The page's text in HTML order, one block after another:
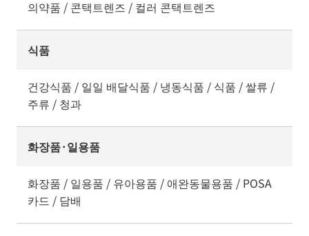
의약품 / 콘택트렌즈 / 컬러 콘택트렌즈
식품
건강식품 / 일일 배달식품 / 냉동식품 / 식품 / 쌀류 /
주류 / 청과
화장품·일용품
화장품 / 일용품 / 유아용품 / 애완동물용품 / POSA
카드 / 담배